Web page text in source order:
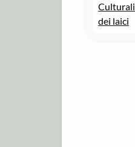
Culturali
dei laici